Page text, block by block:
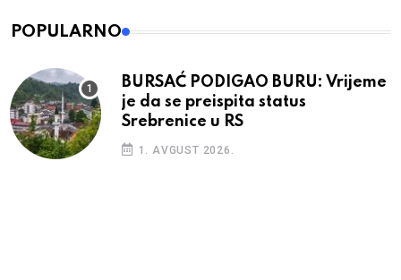
POPULARNO
BURSAĆ PODIGAO BURU: Vrijeme
je da se preispita status
Srebrenice u RS
1. AVGUST 2026.